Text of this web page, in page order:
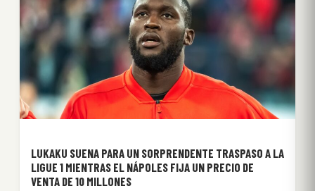
LUKAKU SUENA PARA UN SORPRENDENTE TRASPASO A LA
LIGUE 1 MIENTRAS EL NÁPOLES FIJA UN PRECIO DE
VENTA DE 10 MILLONES